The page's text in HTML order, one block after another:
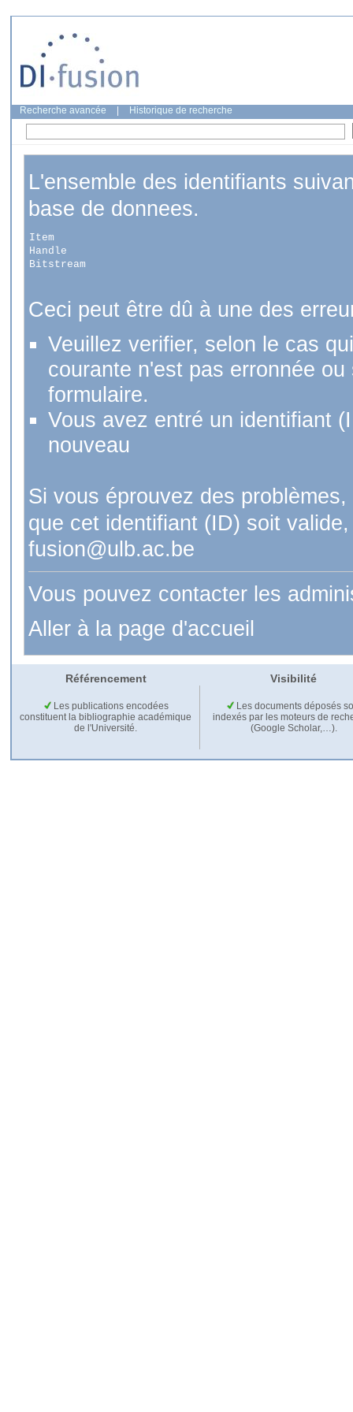
Recherche avancée Historique de recherche
L'ensemble des identifiants
base de donnees.
Item
Handle
Bitstream
Ceci peut être dû à une des
Veuillez verifier, selon le cas
courante n'est pas erronnée
formulaire.
Vous avez entré un identifiant
nouveau
Si vous éprouvez des
que cet identifiant (ID) soit
fusion@ulb.ac.be
Vous pouvez contacter les
Aller à la page d'accueil
Référencement Visibilité
Les publications encodées
constituent la bibliographie académique
de l'Université.
Les documents déposés
indexés par les moteurs de
(Google Scholar,…).